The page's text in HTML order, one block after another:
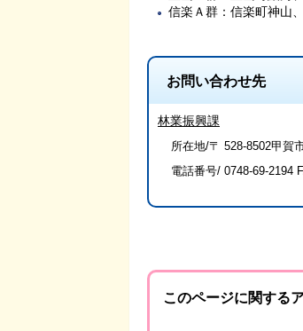
信楽Ａ群：信楽町神山
お問い合わせ先
林業振興課
所在地/〒 528-8502甲賀
電話番号/ 0748-69-2194
このページに関する